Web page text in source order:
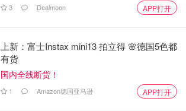
3 Dealmoon APP打开
上新：富士Instax mini13 拍立得 🌸德国5色都
有货
国内全线断货！
1 Amazon德国亚马逊 APP打开